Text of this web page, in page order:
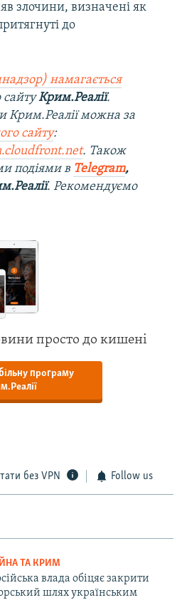
злочини, визначені як
до
намагається
сайтуКрим.Реалії.
Крим.Реалії можна за
сайту:
. Також
подіями в Telegram,
. Рекомендуємо
просто до кишені
програму
без VPN Follow us
ТА КРИМ
влада обіцяє закрити
шлях українським